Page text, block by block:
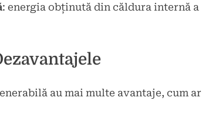
: energia obținută din căldura internă a
au mai multe avantaje, cum ar